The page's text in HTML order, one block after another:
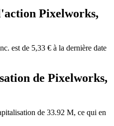
Pixelworks,
est de 5,33 € à la dernière date
de Pixelworks,
de 33.92 M, ce qui en